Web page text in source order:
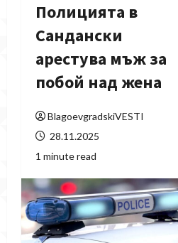
Полицията в
Сандански
арестува мъж за
побой над жена
BlagoevgradskiVESTI
28.11.2025
1 minute read